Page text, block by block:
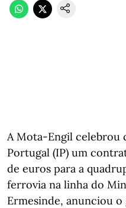
A Mota‑Engil celebrou
Portugal (IP) um
de euros para a
ferrovia na linha do
Ermesinde, anunciou